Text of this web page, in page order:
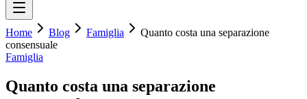
Home Blog Famiglia
Quanto costa una separazione
consensuale
Famiglia
Quanto costa una separazione